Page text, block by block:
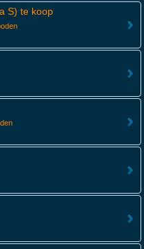
S) te koop